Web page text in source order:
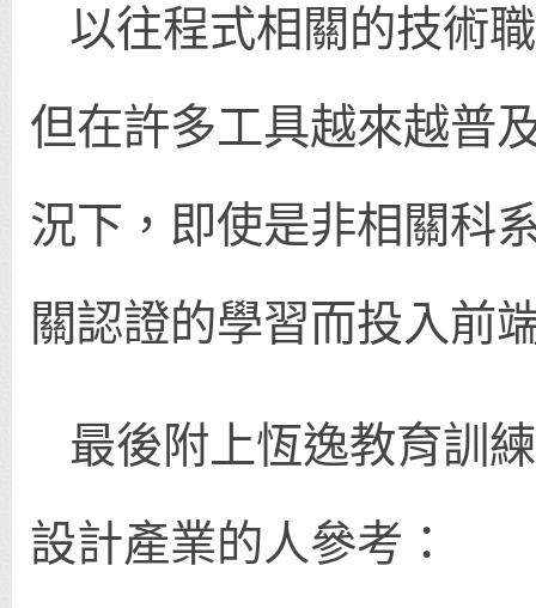
以往程式相關的技術
但在許多工具越來越普
況下，即使是非相關科
關認證的學習而投入前
最後附上恆逸教育訓
設計產業的人參考：